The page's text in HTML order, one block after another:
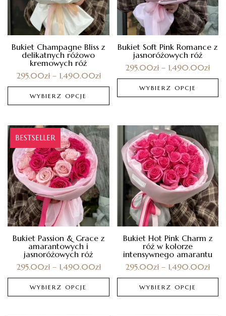
Bukiet Champagne Bliss z
delikatnych różowo
kremowych róż
295.00zł– 1,490.00zł
WYBIERZ OPCJE
Bukiet Soft Pink Romance z
jasnoróżowych róż
295.00zł – 1,490.00zł
WYBIERZ OPCJE
BESTSELLER
Bukiet Passion & Grace z
amarantowych i
jasnoróżowych róż
295.00zł– 1,490.00zł
WYBIERZ OPCJE
Bukiet Hot Pink Charm z
róż w kolorze
intensywnego amarantu
295.00zł – 1,490.00zł
WYBIERZ OPCJE